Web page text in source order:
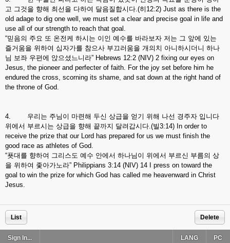
고 그것을 향해 최선을 다하여 달음질합시다.(히12:2) Just as there is the
old adage to dig one well, we must set a clear and precise goal in life and
use all of our strength to reach that goal.
“믿음의 주요 또 온전케 하시는 이인 예수를 바라보자 저는 그 앞에 있는
즐거움을 위하여 십자가를 참으사 부끄러움을 개의치 아니하시더니 하나
님 보좌 우편에 앉으셨느니라” Hebrews 12:2 (NIV) 2 fixing our eyes on
Jesus, the pioneer and perfecter of faith. For the joy set before him he
endured the cross, scorning its shame, and sat down at the right hand of
the throne of God.
4. 우리는 주님이 마련해 두신 상급을 얻기 위해 나선 경주자 입니다
위에서 부르시는 상급을 향해 끝까지 달려갑시다.(빌3:14) In order to
receive the prize that our Lord has prepared for us we must finish the
good race as athletes of God.
“푯대를 향하여 그리스도 예수 안에서 하나님이 위에서 부르신 부름의 상
을 위하여 좇아가노라” Philippians 3:14 (NIV) 14 I press on toward the
goal to win the prize for which God has called me heavenward in Christ
Jesus.
List Delete
Sign In... PC
LANG